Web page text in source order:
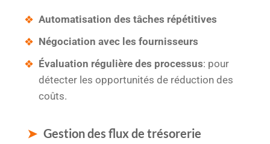
Automatisation des tâches répétitives
Négociation avec les fournisseurs
Évaluation régulière des processus: pour
détecter les opportunités de réduction des
coûts.
Gestion des flux de trésorerie